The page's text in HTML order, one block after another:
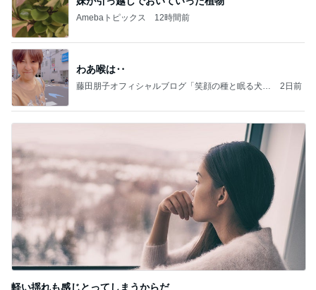
Amebaトピックス 12時間前
わあ喉は‥
藤田朋子オフィシャルブログ「笑顔の種と眠る犬」
2日前
軽い揺れも感じとってしまうからだ